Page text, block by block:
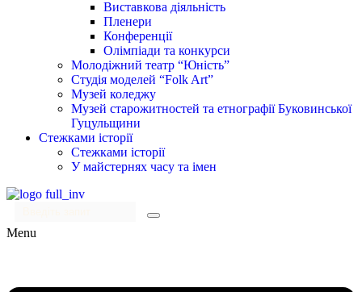
Виставкова діяльність
Пленери
Конференції
Олімпіади та конкурси
Молодіжний театр “Юність”
Студія моделей “Folk Art”
Музей коледжу
Музей старожитностей та етнографії Буковинської
Гуцульщини
Стежками історії
Стежками історії
У майстернях часу та імен
Menu